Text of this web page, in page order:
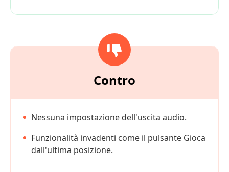
Contro
Nessuna impostazione dell'uscita audio.
Funzionalità invadenti come il pulsante Gioca
dall'ultima posizione.